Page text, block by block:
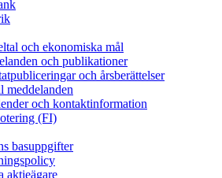
och ekonomiska mål
och publikationer
och årsberättelser
meddelanden
och kontaktinformation
(FI)
basuppgifter
aktieägare